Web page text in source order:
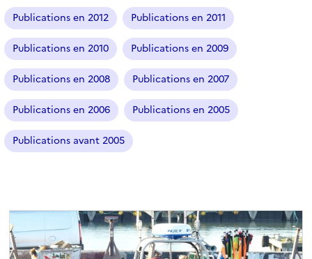
e
c
t
i
o
n
n
é
)
Publications en 2012 Publications en 2011
Publications en 2010 Publications en 2009
Publications en 2008 Publications en 2007
Publications en 2006 Publications en 2005
Publications avant 2005